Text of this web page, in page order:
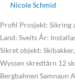
Nicole Schmid
Profil Prosjekt: Sikring
Land: Sveits År:
Sikret objekt:
Wyssen skredtårn 12
Bergbahnen Samnaun